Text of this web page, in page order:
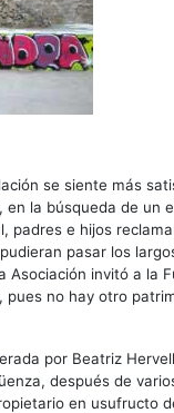
se siente más
la búsqueda de un
padres e hijos
pasar los
Asociación invitó a la
no hay otro
por Beatriz
después de
en usufructo